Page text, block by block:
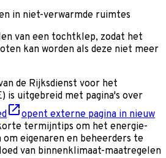
in niet-verwarmde ruimtes
van een tochtklep, zodat het
kan worden als deze niet meer
de Rijksdienst voor het
is uitgebreid met pagina's over
opent externe pagina in nieuw
termijntips om het energie­
eigenaren en be­heerders te
van binnen­klimaat-maatregelen